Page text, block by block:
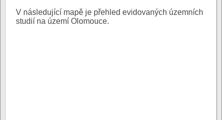
V následující mapě je přehled evidovaných územních
studií na území Olomouce.